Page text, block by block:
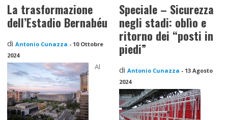
La trasformazione
dell’Estadio Bernabéu
diAntonio Cunazza - 10 Ottobre
2024
Al
Speciale – Sicurezza
negli stadi: oblìo e
ritorno dei “posti in
piedi”
di Antonio Cunazza - 13 Agosto
2024